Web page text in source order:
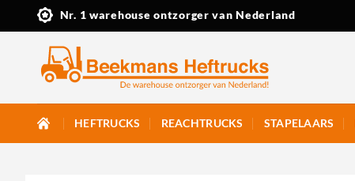
naar
Nr. 1 warehouse ontzorger van Nederland
HEFTRUCKS REACHTRUCKS STAPELAARS